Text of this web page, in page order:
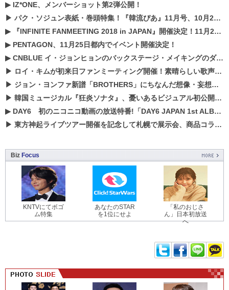
▶ IZ*ONE、メンバーショット第2弾公開！
▶ パク・ソジュン表紙・巻頭特集！『韓流ぴあ』11月号、10月22日（月）発売！
▶
『INFINITE FANMEETING 2018 in JAPAN』開催決定！11月21、22日にパシフィコ横浜にて実施
▶ PENTAGON、11月25日都内でイベント開催決定！
▶CNBLUE イ・ジョンヒョンのバックステージ・メイキングのダイジェスト映像が公開！
▶ ロイ・キムが初来日ファンミーティング開催！素晴らしい歌声に癒される贅沢な時間
▶ ジョン・ヨンファ新譜「BROTHERS」にちなんだ想像・妄想企画がスタート！
▶ 韓国ミュージカル『狂炎ソナタ』、憂いある​ビジュアル初公開!! 主役リョウク、SHIN、KENらのコメントが到着！
▶ DAY6 初のニコニコ動画の放送特番!「DAY6 JAPAN 1st ALBUM「UNLOCK」発売記念 ライブ@ニコ生」を配信決定!
▶ 東方神起ライブツアー開催を記念して札幌で展示会、商品コラボが実現！！
Biz Focus
KNTVにてボゴ
ム特集
あなたのSTAR
を1位にせよ
「私のおじさ
ん」日本初放送
へ